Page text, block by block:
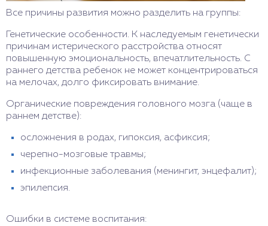
Все причины развития можно разделить на группы:
Генетические особенности. К наследуемым генетически
причинам истерического расстройства относят
повышенную эмоциональность, впечатлительность. С
раннего детства ребенок не может концентрироваться
на мелочах, долго фиксировать внимание.
Органические повреждения головного мозга (чаще в
раннем детстве):
осложнения в родах, гипоксия, асфиксия;
черепно-мозговые травмы;
инфекционные заболевания (менингит, энцефалит);
эпилепсия.
Ошибки в системе воспитания: